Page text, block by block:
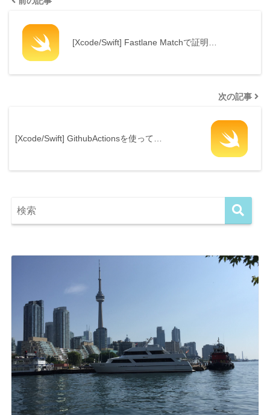
[Xcode/Swift] Fastlane Matchで証明…
次の記事
[Xcode/Swift] GithubActionsを使って…